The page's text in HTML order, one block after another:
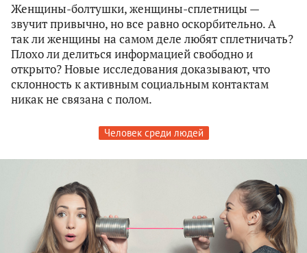
Женщины-болтушки, женщины-сплетницы —
звучит привычно, но все равно оскорбительно. А
так ли женщины на самом деле любят сплетничать?
Плохо ли делиться информацией свободно и
открыто? Новые исследования доказывают, что
склонность к активным социальным контактам
никак не связана с полом.
Человек среди людей